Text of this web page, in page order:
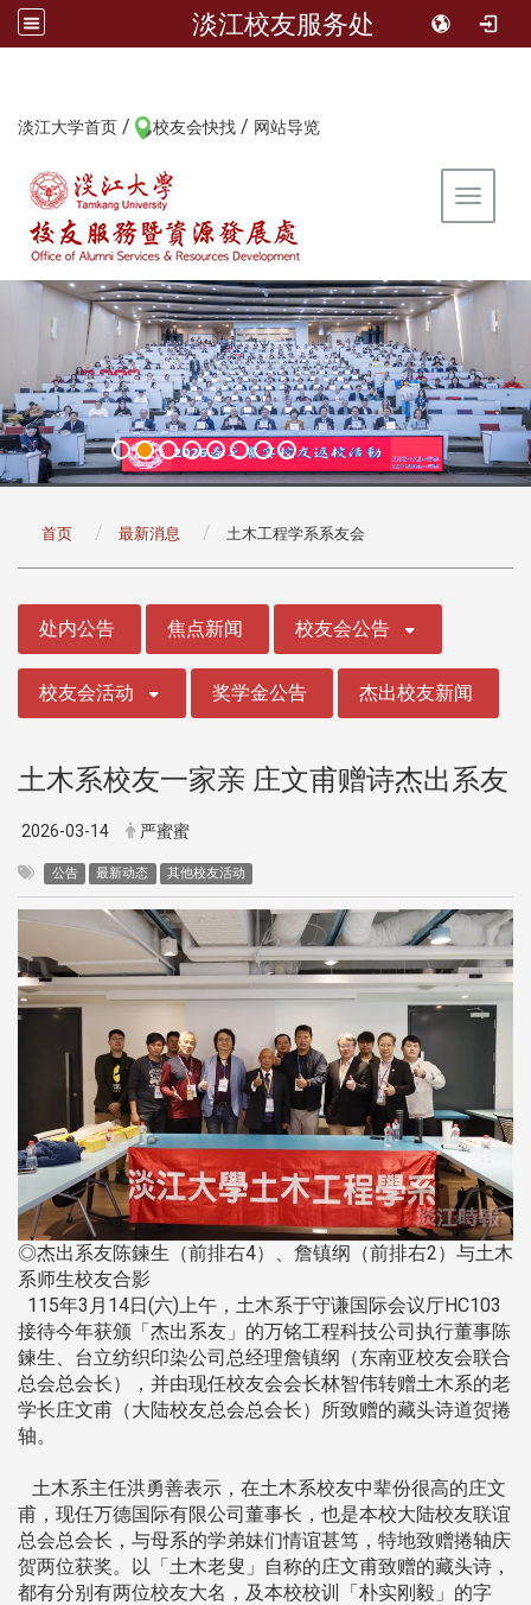
淡江校友服务处
淡江大学首页 / 校友会快找 / 网站导览
Toggle
首页 最新消息 土木工程学系系友会
处内公告 焦点新闻 校友会公告
校友会活动 奖学金公告 杰出校友新闻
土木系校友一家亲 庄文甫赠诗杰出系友
2026-03-14 严蜜蜜
公告 最新动态 其他校友活动
◎杰出系友陈鍊生（前排右4）、詹镇纲（前排右2）与土木
系师生校友合影
115年3月14日(六)上午，土木系于守谦国际会议厅HC103
接待今年获颁「杰出系友」的万铭工程科技公司执行董事陈
鍊生、台立纺织印染公司总经理詹镇纲（东南亚校友会联合
总会总会长），并由现任校友会会长林智伟转赠土木系的老
学长庄文甫（大陆校友总会总会长）所致赠的藏头诗道贺捲
轴。
土木系主任洪勇善表示，在土木系校友中辈份很高的庄文
甫，现任万德国际有限公司董事长，也是本校大陆校友联谊
总会总会长，与母系的学弟妹们情谊甚笃，特地致赠捲轴庆
贺两位获奖。以「土木老叟」自称的庄文甫致赠的藏头诗，
都有分别有两位校友大名，及本校校训「朴实刚毅」的字